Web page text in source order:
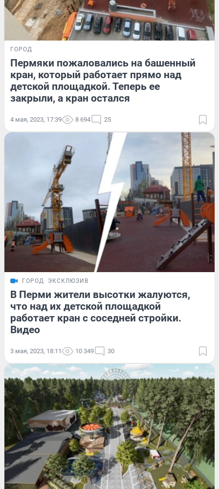
ГОРОД
Пермяки пожаловались на башенный
кран, который работает прямо над
детской площадкой. Теперь ее
закрыли, а кран остался
4 мая, 2023, 17:39 8 694 25
ГОРОД ЭКСКЛЮЗИВ
В Перми жители высотки жалуются,
что над их детской площадкой
работает кран с соседней стройки.
Видео
3 мая, 2023, 18:11 10 349 30